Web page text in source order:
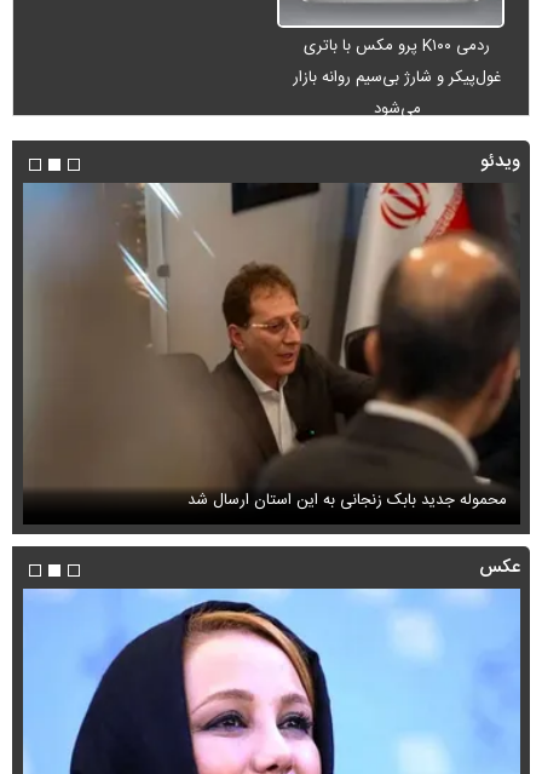
ردمی K۱۰۰ پرو مکس با باتری
غول‌پیکر و شارژ بی‌سیم روانه بازار
می‌شود
ویدئو
محموله جدید بابک زنجانی به این استان ارسال شد
عکس